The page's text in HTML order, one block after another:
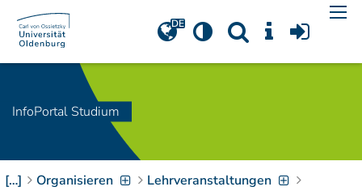
Navigation[Access-Key 1
Choose other language
Zum Inhalt springen
[Access-Key 2
Zur Suche springen
[Access-Key 4]
Zur Hauptnavigation
InfoPortal Studium
[…] Organisieren
Lehrveranstaltungen